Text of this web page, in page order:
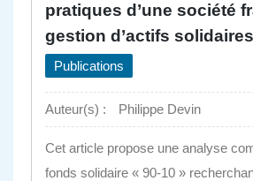
pratiques d’une société
gestion d’actifs solidaires
Publications
Auteur(s) : Philippe Devin
Cet article propose une analyse
fonds solidaire « 90-10 »